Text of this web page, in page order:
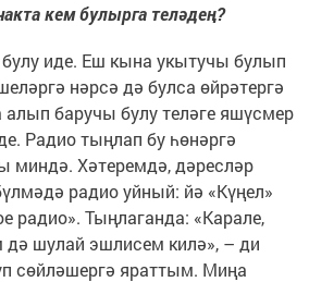
кем булырга теләдең?
иде. Еш кына укытучы булып
нәрсә дә булса өйрәтергә
баручы булу теләге яшүсмер
Радио тыңлап бу һөнәргә
миндә. Хәтеремдә, дәресләр
радио уйный: йә «Күңел»
радио». Тыңлаганда: «Карале,
шулай эшлисем килә», – ди
сөйләшергә яраттым. Миңа